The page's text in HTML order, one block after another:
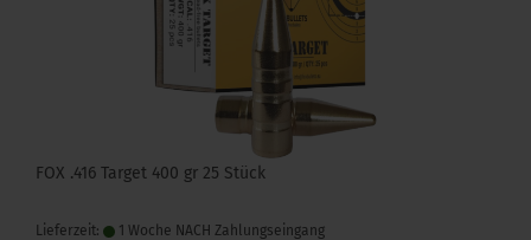
FOX .416 Target 400 gr 25 Stück
Lieferzeit: 1 Woche NACH Zahlungseingang